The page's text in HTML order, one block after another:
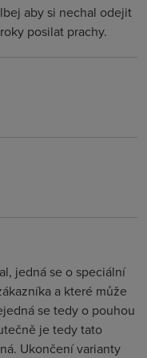
aby si nechal odejit
posilat prachy.
jedná se o speciální
a které může
se tedy o pouhou
je tedy tato
Ukončení varianty